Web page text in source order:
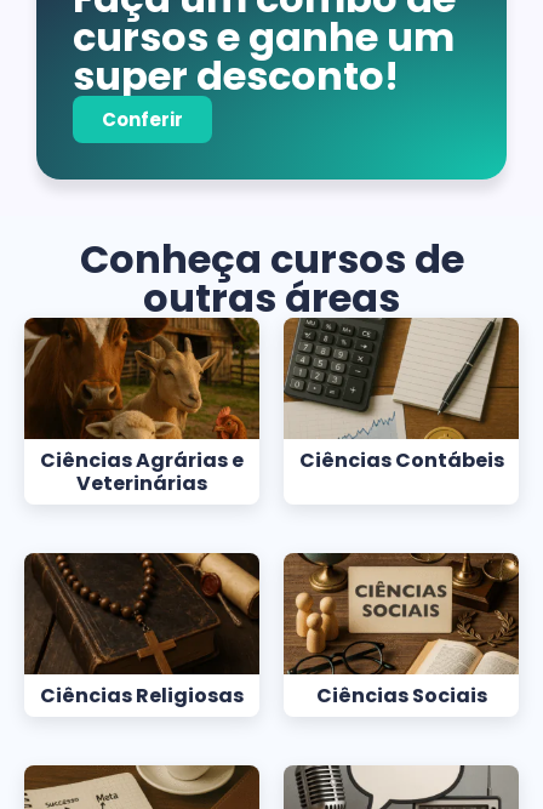
cursos e ganhe um
super desconto!
Conferir
Conheça cursos de
outras áreas
Ciências Agrárias e
Veterinárias
Ciências Contábeis
Ciências Religiosas Ciências Sociais